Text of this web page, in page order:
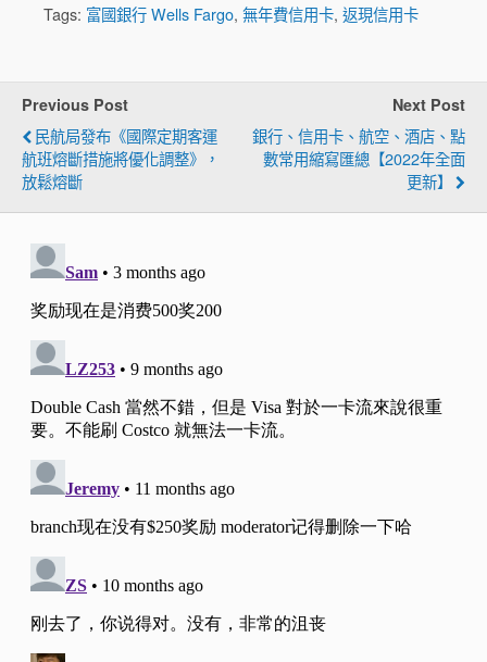
Tags: 富國銀行 Wells Fargo, 無年費信用卡, 返現信用卡
Previous Post
民航局發布《國際定期客運
航班熔斷措施將優化調整》，
放鬆熔斷
Next Post
銀行、信用卡、航空、酒店、點
數常用縮寫匯總【2022年全面
更新】